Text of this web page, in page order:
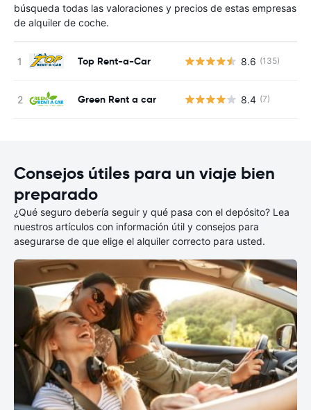
búsqueda todas las valoraciones y precios de estas empresas
de alquiler de coche.
Top Rent-a-Car 8.6 (135)
Green Rent a car 8.4 (7)
Consejos útiles para un viaje bien
preparado
¿Qué seguro debería seguir y qué pasa con el depósito? Lea
nuestros artículos con información útil y consejos para
asegurarse de que elige el alquiler correcto para usted.